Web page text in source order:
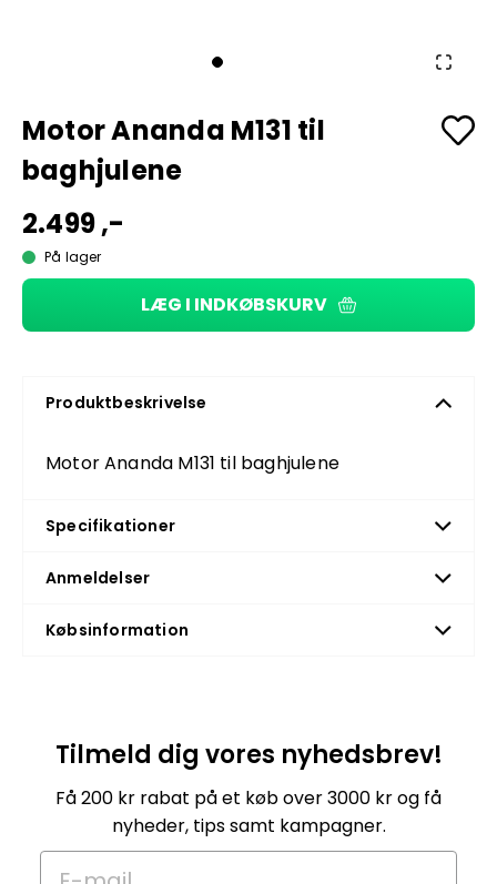
Motor Ananda M131 til
baghjulene
2.499 ,-
På lager
LÆG I INDKØBSKURV
Produktbeskrivelse
Motor Ananda M131 til baghjulene
Specifikationer
Anmeldelser
Købsinformation
Tilmeld dig vores nyhedsbrev!
Få 200 kr rabat på et køb over 3000 kr og få
nyheder, tips samt kampagner.
E-mail